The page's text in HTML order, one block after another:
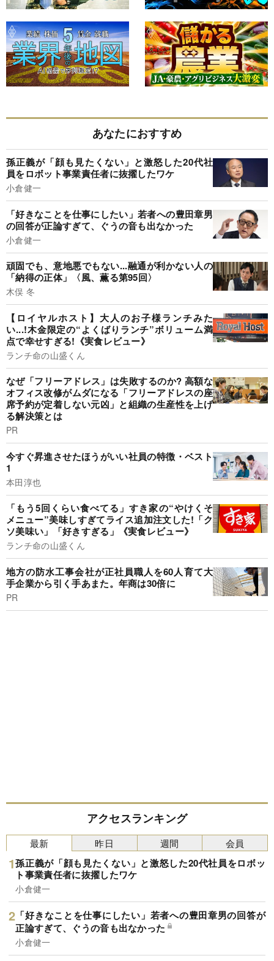
あなたにおすすめ
孫正義が「顔も見たくない」と激怒した20代社
員をロボット事業責任者に抜擢したワケ
小倉健一
「好きなことを仕事にしたい」若者への豊田章男
の回答が正論すぎて、ぐうの音も出なかった
小倉健一
頑固でも、意地悪でもない...融通が利かない人の
「納得の正体」〈風、薫る第95回〉
木俣 冬
【ロイヤルホスト】大人のお子様ランチみた
い...!木金限定の“よくばりランチ”ボリューム満
点で幸せすぎる!《実食レビュー》
ランチ命の山盛くん
なぜ「フリーアドレス」は失敗するのか? 高額な
オフィス改修がムダになる「フリーアドレスの座
席予約が定着しない元凶」と組織の生産性を上げ
る解決策とは
PR
今すぐ昇進させたほうがいい社員の特徴・ベスト
1
本田淳也
「もう5回くらい食べてる」すき家の“やけくそ
メニュー”美味しすぎてライス追加注文した!「ク
ソ美味い」「好きすぎる」《実食レビュー》
ランチ命の山盛くん
地方の防水工事会社が正社員職人を60人育て大
手企業から引く手あまた。年商は30倍に
PR
アクセスランキング
最新
孫正義が「顔も見たくない」と激怒した20代社員をロボッ
ト事業責任者に抜擢したワケ
小倉健一
「好きなことを仕事にしたい」若者への豊田章男の回答が
正論すぎて、ぐうの音も出なかった
小倉健一
昨日 週間 会員